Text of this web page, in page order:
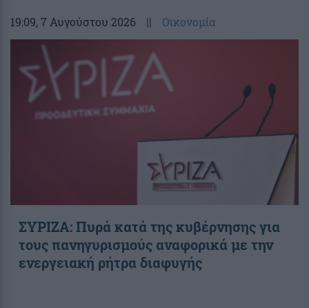
19:09, 7 Αυγούστου 2026 || Οικονομία
ΣΥΡΙΖΑ: Πυρά κατά της κυβέρνησης για
τους πανηγυρισμούς αναφορικά με την
ενεργειακή ρήτρα διαφυγής